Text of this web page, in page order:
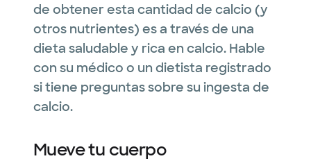
de obtener esta cantidad de calcio (y
otros nutrientes) es a través de una
dieta saludable y rica en calcio. Hable
con su médico o un dietista registrado
si tiene preguntas sobre su ingesta de
calcio.
Mueve tu cuerpo